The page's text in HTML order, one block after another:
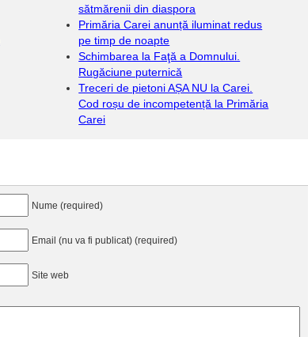
sătmărenii din diaspora
Primăria Carei anunță iluminat redus
pe timp de noapte
Schimbarea la Faţă a Domnului.
Rugăciune puternică
Treceri de pietoni AȘA NU la Carei.
Cod roșu de incompetență la Primăria
Carei
Nume (required)
Email (nu va fi publicat) (required)
Site web